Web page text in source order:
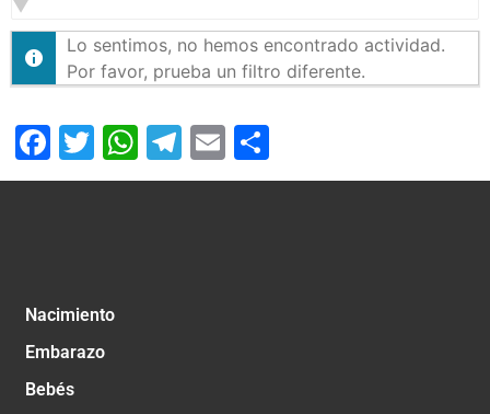
Lo sentimos, no hemos encontrado actividad.
Por favor, prueba un filtro diferente.
Facebook
Twitter
WhatsApp
Telegram
Email
Nacimiento
Embarazo
Bebés